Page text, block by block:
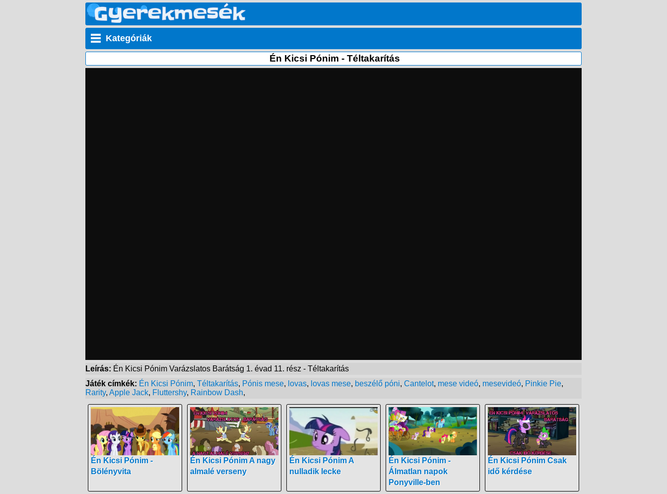
Kategóriák
Én Kicsi Pónim - Téltakarítás
Leírás: Én Kicsi Pónim Varázslatos Barátság 1. évad 11. rész - Téltakarítás
Játék címkék: Én Kicsi Pónim, Téltakarítás, Pónis mese, lovas, lovas mese, beszélő póni, Cantelot, mese videó, mesevideó, Pinkie Pie,
Rarity, Apple Jack, Fluttershy, Rainbow Dash,
Én Kicsi Pónim -
Bölényvita
Én Kicsi Pónim A nagy
almalé verseny
Én Kicsi Pónim A
nulladik lecke
Én Kicsi Pónim -
Álmatlan napok
Ponyville-ben
Én Kicsi Pónim Csak
idő kérdése